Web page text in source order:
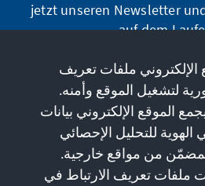
jetzt unseren Newsletter
auf dem
Jetzt
الإلكتروني ملفات تعريف
لتشغيل الموقع وأمنه.
الموقع الإلكتروني بيانات
للتحليل الإحصائي
من مواقع خارجية.
ملفات تعريف الارتباط في